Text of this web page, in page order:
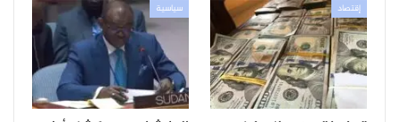
إقتصاد سياسية